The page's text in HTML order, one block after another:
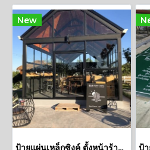
New
ป้ายแผ่นเหล็กซิงค์ ตั้งหน้าร้านกาแฟ ร้าน BAN YAAY CAFE